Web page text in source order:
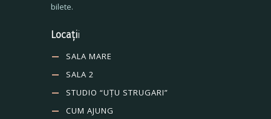
bilete.
Locații
SALA MARE
SALA 2
STUDIO “UȚU STRUGARI”
CUM AJUNG